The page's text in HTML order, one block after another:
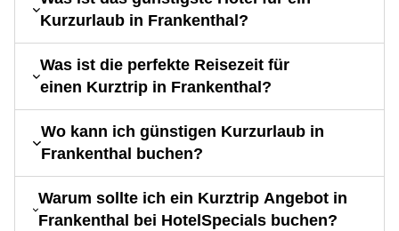
Kurzurlaub in Frankenthal?
Was ist die perfekte Reisezeit für
einen Kurztrip in Frankenthal?
Wo kann ich günstigen Kurzurlaub in
Frankenthal buchen?
Warum sollte ich ein Kurztrip Angebot in
Frankenthal bei HotelSpecials buchen?